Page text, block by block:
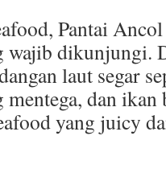
Pantai
wajib dikunjungi.
laut segar
dan ikan
yang juicy